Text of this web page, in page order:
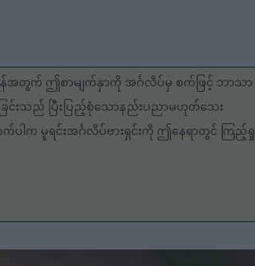
အတွက် ဤစာမျက်နှာကို အင်္ဂလိပ်မှ စက်ဖြင့် ဘာသာ
ခြင်းသည် ပြီးပြည့်စုံသောနည်းပညာမဟုတ်သေး
ပါက မူရင်းအင်္ဂလိပ်ဗားရှင်းကို ဤနေရာတွင် ကြည့်ရှု